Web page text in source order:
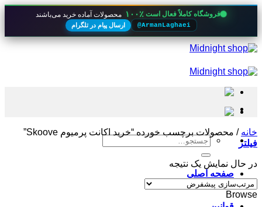
فروشگاه کاملاً فعال است ۱۰۰٪ محصولات آماده خرید می‌باشند
@ArmanLaghaei ارسال پیام در تلگرام
Skip
to
جستجو
صفحه اصلی
خانه / محصولات برچسب خورده “خرید اکانت پرمیوم Skoove”
فیلتر
در حال نمایش یک نتیجه
Browse